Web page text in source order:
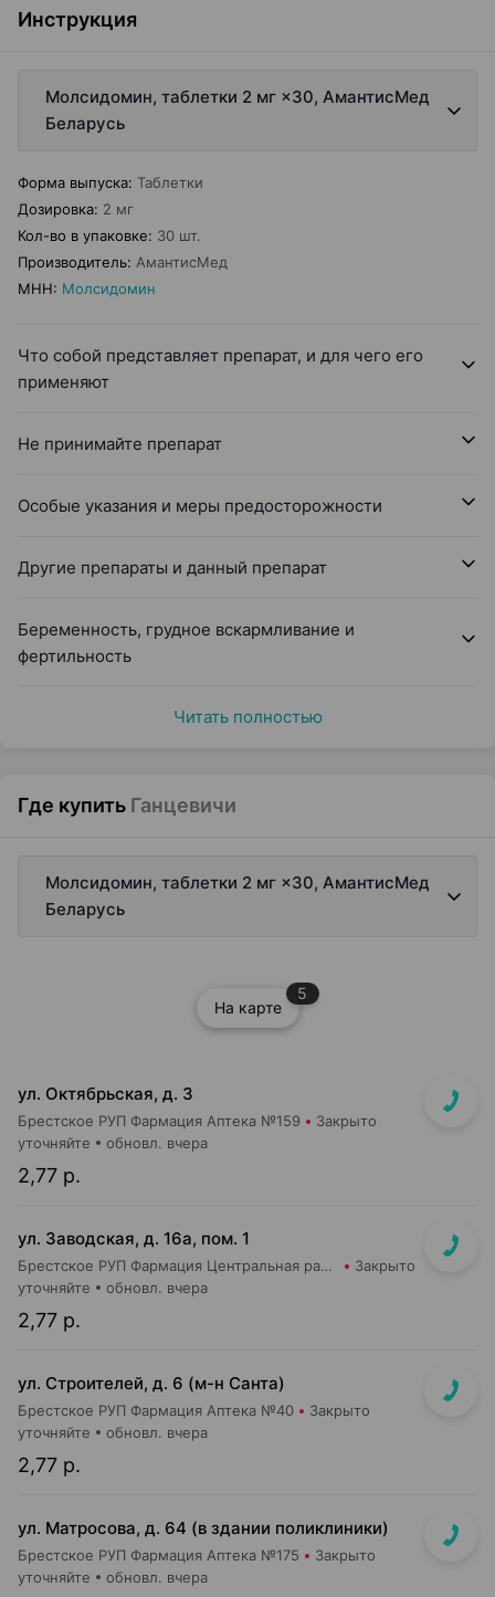
Инструкция
Молсидомин, таблетки 2 мг ×30, АмантисМед
Беларусь
Форма выпуска: Таблетки
Дозировка: 2 мг
Кол-во в упаковке: 30 шт.
Производитель: АмантисМед
МНН: Молсидомин
Что собой представляет препарат, и для чего его
применяют
Не принимайте препарат
Особые указания и меры предосторожности
Другие препараты и данный препарат
Беременность, грудное вскармливание и
фертильность
Читать полностью
Где купить Ганцевичи
Молсидомин, таблетки 2 мг ×30, АмантисМед
Беларусь
На карте
5
ул. Октябрьская, д. 3
Брестское РУП Фармация Аптека №159 Закрыто
2,77 р.
уточняйте обновл. вчера
ул. Заводская, д. 16а, пом. 1
Брестское РУП Фармация Центральная районная аптека №83 Закрыто
2,77 р.
уточняйте обновл. вчера
ул. Строителей, д. 6 (м-н Санта)
Брестское РУП Фармация Аптека №40 Закрыто
2,77 р.
уточняйте обновл. вчера
ул. Матросова, д. 64 (в здании поликлиники)
Брестское РУП Фармация Аптека №175 Закрыто
уточняйте обновл. вчера